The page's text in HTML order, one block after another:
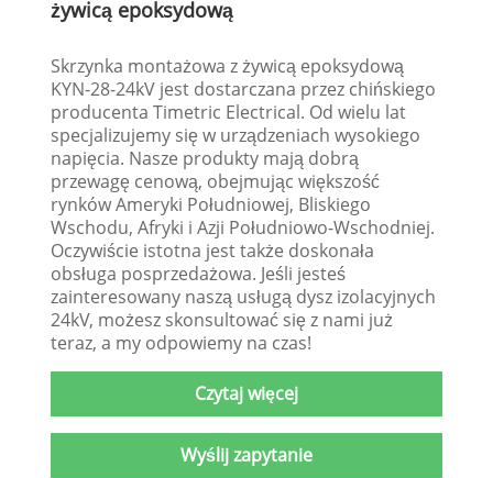
żywicą epoksydową
Skrzynka montażowa z żywicą epoksydową
KYN-28-24kV jest dostarczana przez chińskiego
producenta Timetric Electrical. Od wielu lat
specjalizujemy się w urządzeniach wysokiego
napięcia. Nasze produkty mają dobrą
przewagę cenową, obejmując większość
rynków Ameryki Południowej, Bliskiego
Wschodu, Afryki i Azji Południowo-Wschodniej.
Oczywiście istotna jest także doskonała
obsługa posprzedażowa. Jeśli jesteś
zainteresowany naszą usługą dysz izolacyjnych
24kV, możesz skonsultować się z nami już
teraz, a my odpowiemy na czas!
Czytaj więcej
Wyślij zapytanie